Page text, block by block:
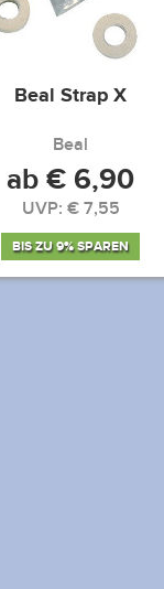
Beal Strap X
Beal
ab € 6,90
UVP: € 7,55
BIS ZU 9% SPAREN